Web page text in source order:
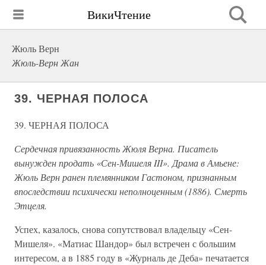
ВикиЧтение
Жюль Верн
Жюль-Верн Жан
39. ЧЕРНАЯ ПОЛОСА
39. ЧЕРНАЯ ПОЛОСА
Сердечная привязанность Жюля Верна. Писатель
вынужден продать «Сен-Мишеля III». Драма в Амьене:
Жюль Верн ранен племянником Гастоном, признанным
впоследствии психически неполноценным (1886). Смерть
Этцеля.
Успех, казалось, снова сопутствовал владельцу «Сен-
Мишеля». «Матиас Шандор» был встречен с большим
интересом, а в 1885 году в «Журналь де Деба» печатается